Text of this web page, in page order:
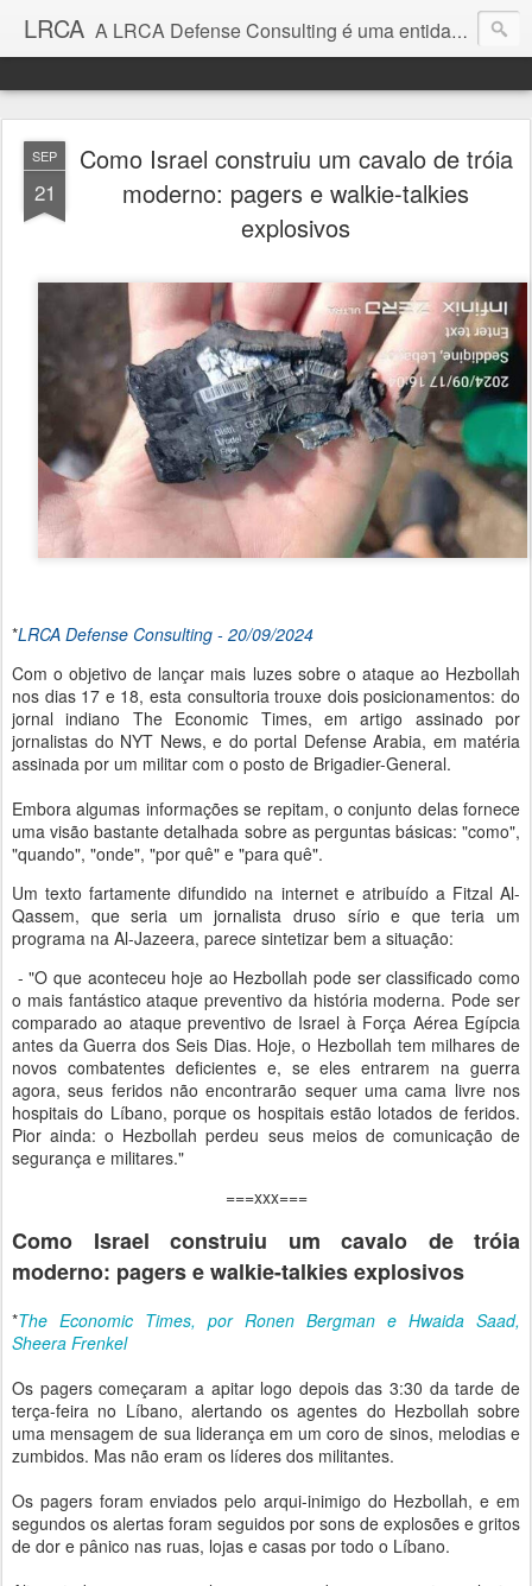
LRCA A LRCA Defense Consulting é uma entidade sem fins lucrativos que se dedica a produzir e divulgar notícias e análises sobre as Empresas de Defesa. Não somos jornalistas e nem este é um blog jornalístico.
SEP
21
Como Israel construiu um cavalo de tróia
moderno: pagers e walkie-talkies
explosivos
*LRCA Defense Consulting - 20/09/2024
Com o objetivo de lançar mais luzes sobre o ataque ao Hezbollah
nos dias 17 e 18, esta consultoria trouxe dois posicionamentos: do
jornal indiano The Economic Times, em artigo assinado por
jornalistas do NYT News, e do portal Defense Arabia, em matéria
assinada por um militar com o posto de Brigadier-General.
Embora algumas informações se repitam, o conjunto delas fornece
uma visão bastante detalhada sobre as perguntas básicas: "como",
"quando", "onde", "por quê" e "para quê".
Um texto fartamente difundido na internet e atribuído a Fitzal Al-
Qassem, que seria um jornalista druso sírio e que teria um
programa na Al-Jazeera, parece sintetizar bem a situação:
- "O que aconteceu hoje ao Hezbollah pode ser classificado como
o mais fantástico ataque preventivo da história moderna. Pode ser
comparado ao ataque preventivo de Israel à Força Aérea Egípcia
antes da Guerra dos Seis Dias. Hoje, o Hezbollah tem milhares de
novos combatentes deficientes e, se eles entrarem na guerra
agora, seus feridos não encontrarão sequer uma cama livre nos
hospitais do Líbano, porque os hospitais estão lotados de feridos.
Pior ainda: o Hezbollah perdeu seus meios de comunicação de
segurança e militares."
===xxx===
Como Israel construiu um cavalo de tróia
moderno: pagers e walkie-talkies explosivos
*The Economic Times, por Ronen Bergman e Hwaida Saad,
Sheera Frenkel
Os pagers começaram a apitar logo depois das 3:30 da tarde de
terça-feira no Líbano, alertando os agentes do Hezbollah sobre
uma mensagem de sua liderança em um coro de sinos, melodias e
zumbidos. Mas não eram os líderes dos militantes.
Os pagers foram enviados pelo arqui-inimigo do Hezbollah, e em
segundos os alertas foram seguidos por sons de explosões e gritos
de dor e pânico nas ruas, lojas e casas por todo o Líbano.